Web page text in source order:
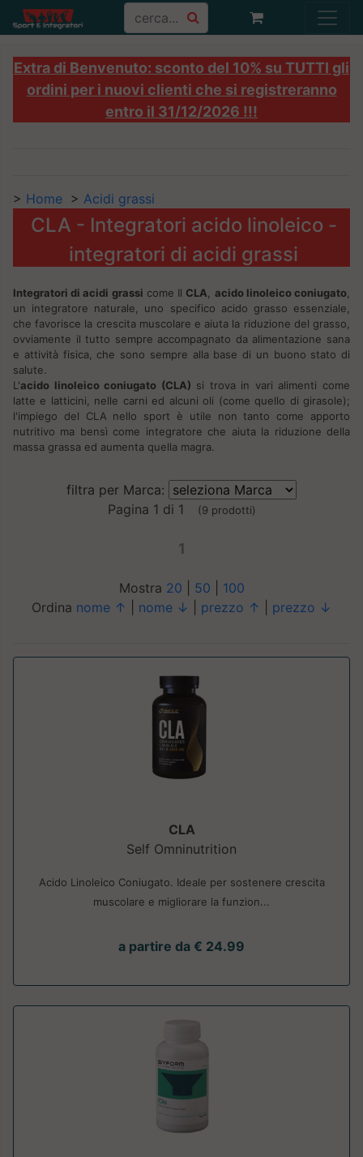
Extra di Benvenuto: sconto del 10% su TUTTI gli
ordini per i nuovi clienti che si registreranno
entro il 31/12/2026 !!!
> Home > Acidi grassi
CLA - Integratori acido linoleico -
integratori di acidi grassi
Integratori di acidi grassi come Il CLA acido linoleico coniugato
un integratore naturale, uno specifico acido grasso essenziale,
che favorisce la crescita muscolare e aiuta la riduzione del grasso,
ovviamente il tutto sempre accompagnato da alimentazione sana
e attività fisica, che sono sempre alla base di un buono stato di
salute.
L'acido linoleico coniugato (CLA) si trova in vari alimenti come
latte e latticini, nelle carni ed alcuni oli (come quello di girasole);
l'impiego del CLA nello sport è utile non tanto come apporto
nutritivo ma bensì come integratore che aiuta la riduzione della
massa grassa ed aumenta quella magra.
filtra per Marca:
Pagina 1 di 1
(9 prodotti)
1
Mostra 20 50
100
Ordina nome ↑ nome ↓ prezzo ↑ prezzo ↓
CLA
Self Omninutrition
Acido Linoleico Coniugato. Ideale per sostenere crescita
muscolare e migliorare la funzion...
a partire da € 24.99